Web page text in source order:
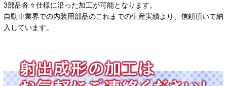
3部品各々仕様に沿った加工が可能となります。
自動車業界での内装用部品のこれまでの生産実績より、信頼頂いて納
入しています。